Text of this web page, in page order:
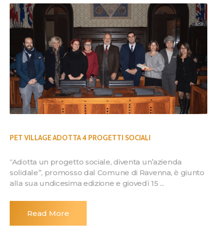
PET VILLAGE ADOTTA 4 PROGETTI SOCIALI
“Adotta un progetto sociale, diventa un’azienda
solidale”, promosso dal Comune di Ravenna, è giunto
alla sua undicesima edizione e giovedì 15 ...
Read More